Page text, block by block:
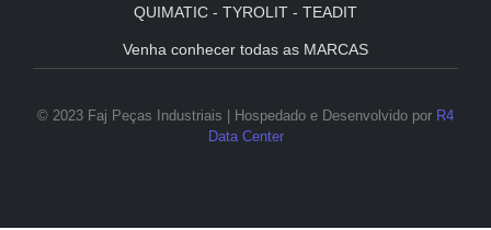
QUIMATIC - TYROLIT - TEADIT
Venha conhecer todas as MARCAS
© 2023 Faj Peças Industriais | Hospedado e Desenvolvido por R4
Data Center